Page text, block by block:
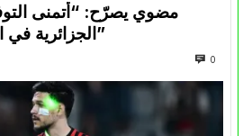
مضوي يصرّح: “أتمنى
الجزائرية في المسابقات القارية”
0